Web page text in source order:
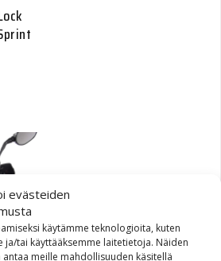
evästeiden
käytämme teknologioita, kuten
ja/tai käyttääksemme laitetietoja. Näiden
meille mahdollisuuden käsitellä